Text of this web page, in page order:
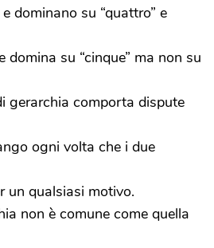
dominano su “quattro” e
domina su “cinque” ma non su
gerarchia comporta dispute
ogni volta che i due
un qualsiasi motivo.
non è comune come quella